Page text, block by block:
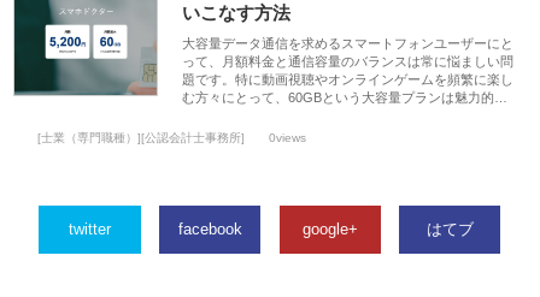
いこなす方法
大容量データ通信を求めるスマートフォンユーザーにと
って、月額料金と通信容量のバランスは常に悩ましい問
題です。特に動画視聴やオンラインゲームを頻繁に楽し
む方々にとって、60GBという大容量プランは魅力的…
[士業（専門職種）][公認会計士事務所] 0views
twitter facebook google+ はてブ